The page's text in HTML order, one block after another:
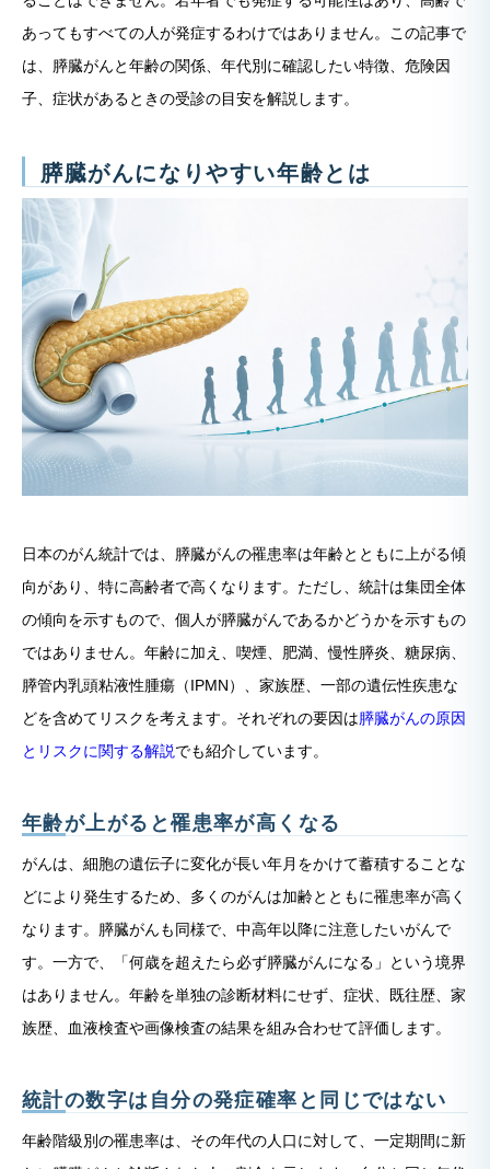
あってもすべての人が発症するわけではありません。この記事で
は、膵臓がんと年齢の関係、年代別に確認したい特徴、危険因
子、症状があるときの受診の目安を解説します。
膵臓がんになりやすい年齢とは
日本のがん統計では、膵臓がんの罹患率は年齢とともに上がる傾
向があり、特に高齢者で高くなります。ただし、統計は集団全体
の傾向を示すもので、個人が膵臓がんであるかどうかを示すもの
ではありません。年齢に加え、喫煙、肥満、慢性膵炎、糖尿病、
膵管内乳頭粘液性腫瘍（IPMN）、家族歴、一部の遺伝性疾患な
どを含めてリスクを考えます。それぞれの要因は膵臓がんの原因
とリスクに関する解説でも紹介しています。
年齢が上がると罹患率が高くなる
がんは、細胞の遺伝子に変化が長い年月をかけて蓄積することな
どにより発生するため、多くのがんは加齢とともに罹患率が高く
なります。膵臓がんも同様で、中高年以降に注意したいがんで
す。一方で、「何歳を超えたら必ず膵臓がんになる」という境界
はありません。年齢を単独の診断材料にせず、症状、既往歴、家
族歴、血液検査や画像検査の結果を組み合わせて評価します。
統計の数字は自分の発症確率と同じではない
年齢階級別の罹患率は、その年代の人口に対して、一定期間に新